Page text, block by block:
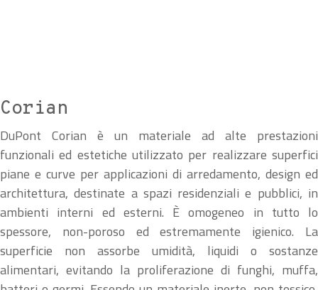
Corian
DuPont Corian è un materiale ad alte prestazioni
funzionali ed estetiche utilizzato per realizzare superfici
piane e curve per applicazioni di arredamento, design ed
architettura, destinate a spazi residenziali e pubblici, in
ambienti interni ed esterni. È omogeneo in tutto lo
spessore, non-poroso ed estremamente igienico. La
superficie non assorbe umidità, liquidi o sostanze
alimentari, evitando la proliferazione di funghi, muffa,